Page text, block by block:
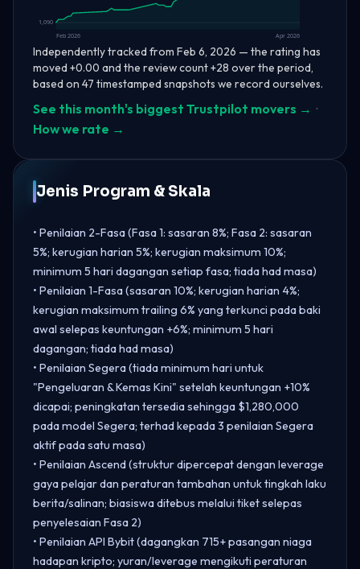
1,090
Feb 2026 Apr 2026
Independently tracked from Feb 6, 2026 — the rating has
moved +0.00 and the review count +28 over the period,
based on 47 timestamped snapshots we record ourselves.
See this month's biggest Trustpilot movers → ·
How we rate →
Jenis Program & Skala
• Penilaian 2-Fasa (Fasa 1: sasaran 8%; Fasa 2: sasaran
5%; kerugian harian 5%; kerugian maksimum 10%;
minimum 5 hari dagangan setiap fasa; tiada had masa)
• Penilaian 1-Fasa (sasaran 10%; kerugian harian 4%;
kerugian maksimum trailing 6% yang terkunci pada baki
awal selepas keuntungan +6%; minimum 5 hari
dagangan; tiada had masa)
• Penilaian Segera (tiada minimum hari untuk
"Pengeluaran & Kemas Kini" setelah keuntungan +10%
dicapai; peningkatan tersedia sehingga $1,280,000
pada model Segera; terhad kepada 3 penilaian Segera
aktif pada satu masa)
• Penilaian Ascend (struktur dipercepat dengan leverage
gaya pelajar dan peraturan tambahan untuk tingkah laku
berita/salinan; biasiswa ditebus melalui tiket selepas
penyelesaian Fasa 2)
• Penilaian API Bybit (dagangkan 715+ pasangan niaga
hadapan kripto; yuran/leverage mengikuti peraturan